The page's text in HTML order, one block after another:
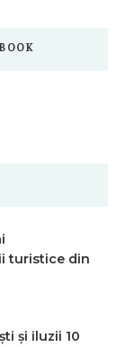
turistice din
și iluzii 10